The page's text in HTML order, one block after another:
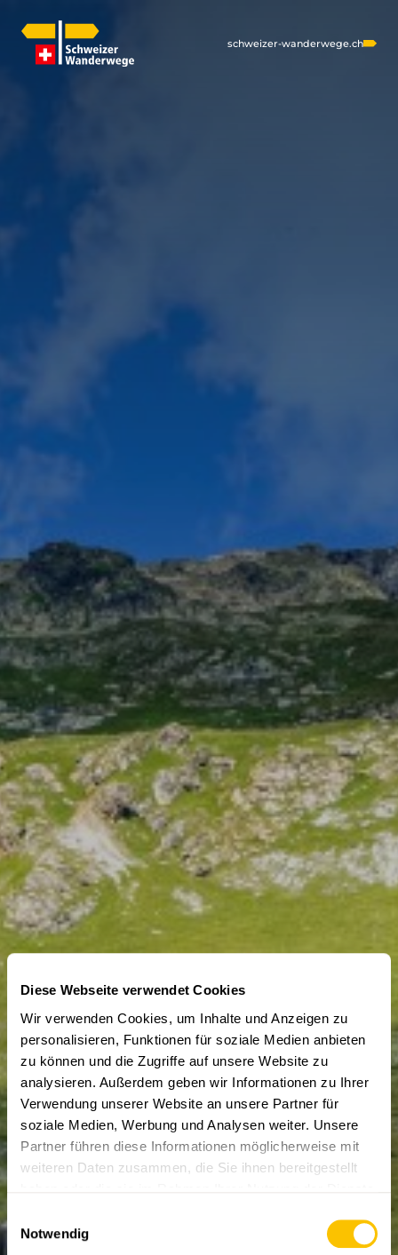
Diese Webseite verwendet Cookies
Wir verwenden Cookies, um Inhalte und Anzeigen zu
personalisieren, Funktionen für soziale Medien anbieten
zu können und die Zugriffe auf unsere Website zu
analysieren. Außerdem geben wir Informationen zu Ihrer
Verwendung unserer Website an unsere Partner für
soziale Medien, Werbung und Analysen weiter. Unsere
Partner führen diese Informationen möglicherweise mit
weiteren Daten zusammen, die Sie ihnen bereitgestellt
Notwendig
schweizer-wanderwege.ch
Angetroffen im
Kilian Lehner ist Postautochauffeur im Lötschental.